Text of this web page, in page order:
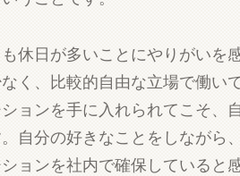
休日が多いことにやりがいを
く、比較的自由な立場で働い
ョンを手に入れられてこそ、
自分の好きなことをしながら
ョンを社内で確保していると